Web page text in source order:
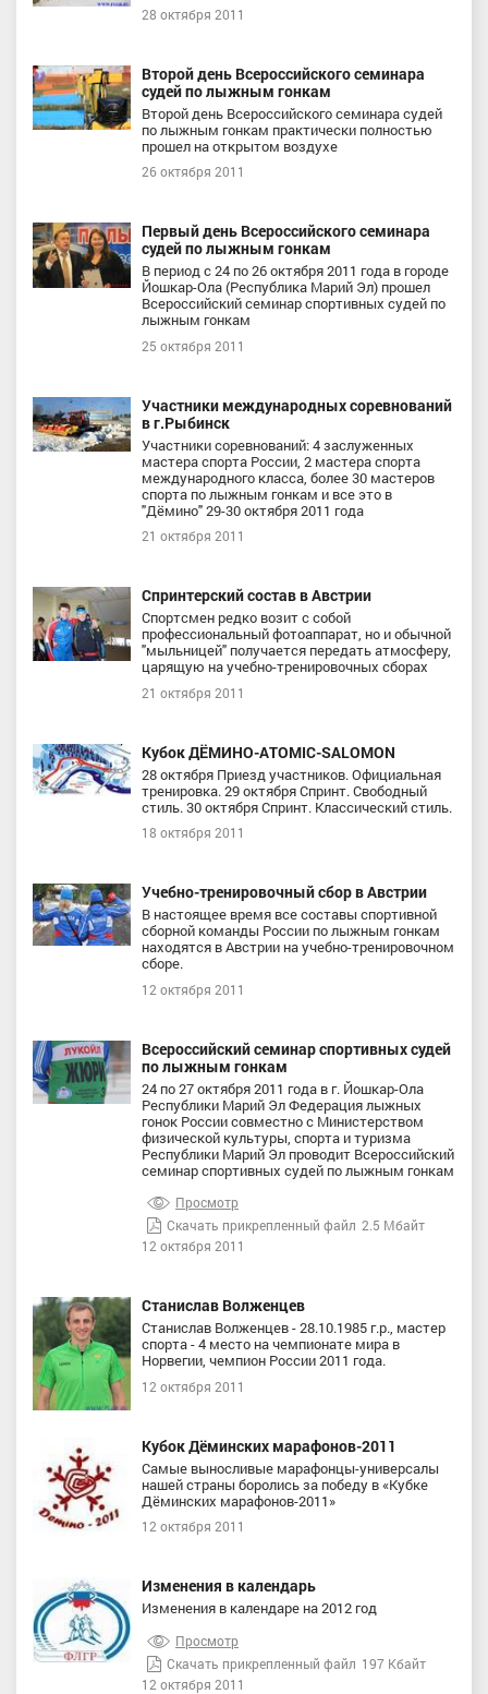
28 октября 2011
Второй день Всероссийского семинара
судей по лыжным гонкам
Второй день Всероссийского семинара судей
по лыжным гонкам практически полностью
прошел на открытом воздухе
26 октября 2011
Первый день Всероссийского семинара
судей по лыжным гонкам
В период с 24 по 26 октября 2011 года в городе
Йошкар-Ола (Республика Марий Эл) прошел
Всероссийский семинар спортивных судей по
лыжным гонкам
25 октября 2011
Участники международных соревнований
в г.Рыбинск
Участники соревнований: 4 заслуженных
мастера спорта России, 2 мастера спорта
международного класса, более 30 мастеров
спорта по лыжным гонкам и все это в
"Дёмино" 29-30 октября 2011 года
21 октября 2011
Спринтерский состав в Австрии
Спортсмен редко возит с собой
профессиональный фотоаппарат, но и обычной
"мыльницей" получается передать атмосферу,
царящую на учебно-тренировочных сборах
21 октября 2011
Кубок ДЁМИНО-ATOMIC-SALOMON
28 октября Приезд участников. Официальная
тренировка. 29 октября Спринт. Свободный
стиль. 30 октября Спринт. Классический cтиль.
18 октября 2011
Учебно-тренировочный сбор в Австрии
В настоящее время все составы спортивной
сборной команды России по лыжным гонкам
находятся в Австрии на учебно-тренировочном
сборе.
12 октября 2011
Всероссийский семинар спортивных судей
по лыжным гонкам
24 по 27 октября 2011 года в г. Йошкар-Ола
Республики Марий Эл Федерация лыжных
гонок России совместно с Министерством
физической культуры, спорта и туризма
Республики Марий Эл проводит Всероссийский
семинар спортивных судей по лыжным гонкам
Просмотр
Скачать прикрепленный файл 2.5 Мбайт
12 октября 2011
Станислав Волженцев
Станислав Волженцев - 28.10.1985 г.р., мастер
спорта - 4 место на чемпионате мира в
Норвегии, чемпион России 2011 года.
12 октября 2011
Кубок Дёминских марафонов-2011
Самые выносливые марафонцы-универсалы
нашей страны боролись за победу в «Кубке
Дёминских марафонов-2011»
12 октября 2011
Изменения в календарь
Изменения в календаре на 2012 год
Просмотр
Скачать прикрепленный файл 197 Кбайт
12 октября 2011